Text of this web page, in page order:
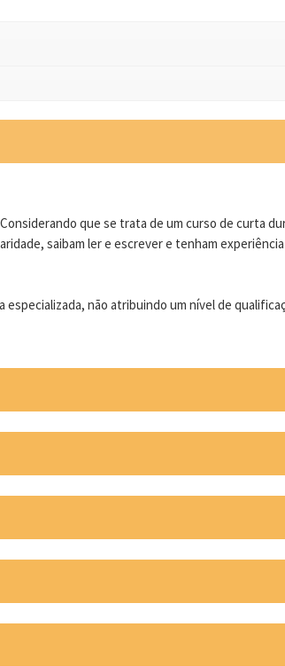
que se trata de um curso de curta
saibam ler e escrever e tenham
não atribuindo um nível de